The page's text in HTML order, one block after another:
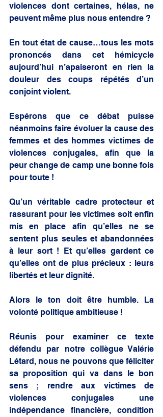
violences dont certaines, hélas, ne
peuvent même plus nous entendre ?
En tout état de cause…tous les mots
prononcés dans cet hémicycle
aujourd’hui n’apaiseront en rien la
douleur des coups répétés d’un
conjoint violent.
Espérons que ce débat puisse
néanmoins faire évoluer la cause des
femmes et des hommes victimes de
violences conjugales, afin que la
peur change de camp une bonne fois
pour toute !
Qu’un véritable cadre protecteur et
rassurant pour les victimes soit enfin
mis en place afin qu’elles ne se
sentent plus seules et abandonnées
à leur sort ! Et qu’elles gardent ce
qu’elles ont de plus précieux : leurs
libertés et leur dignité.
Alors le ton doit être humble. La
volonté politique ambitieuse !
Réunis pour examiner ce texte
défendu par notre collègue Valérie
Létard, nous ne pouvons que féliciter
sa proposition qui va dans le bon
sens ; rendre aux victimes de
violences conjugales une
indépendance financière, condition